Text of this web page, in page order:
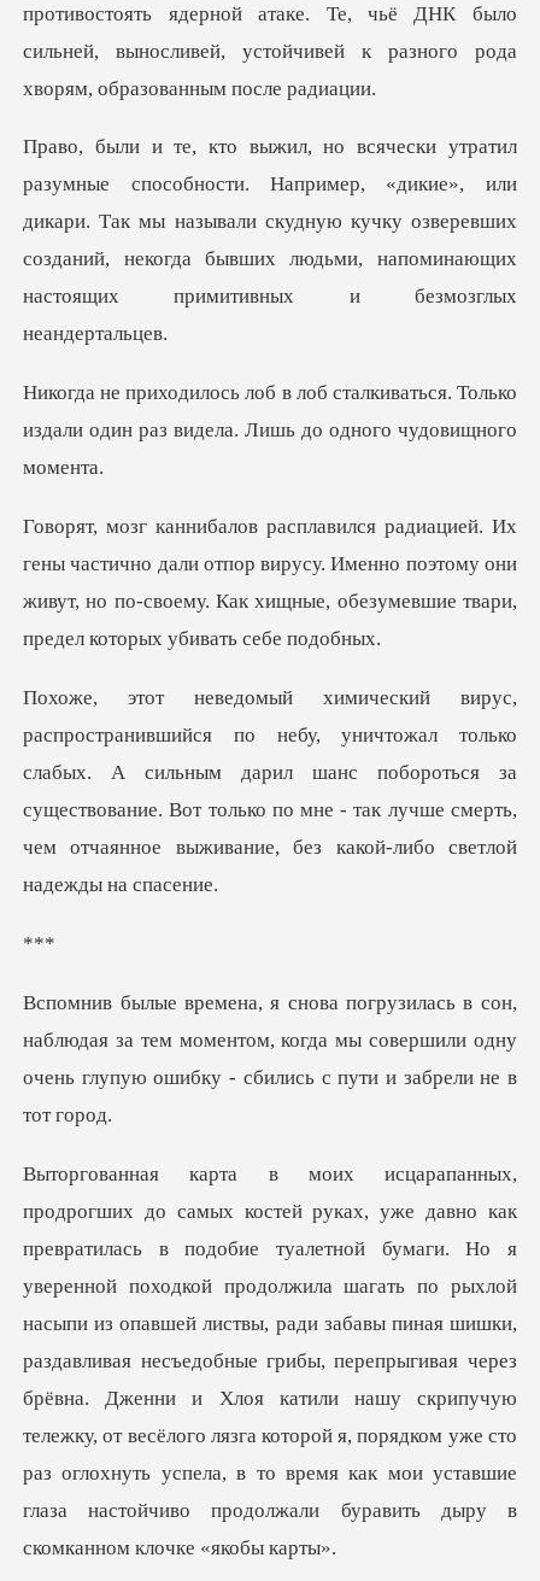
противостоять ядерной атаке. Те, чьё Д
«дикие», или
дикари. Так мы называли скудную кучку озверевших
созданий, некогда
киваться. Только
издали один раз виде
дали отпор вирусу. Именно поэтому они
живут, но по-своему. Как
ко
слабых. А сильным дарил шанс побороться за
существование. Вот только по мне - та
*
людая за тем моментом, когда мы совершили одну
очень г
ть по рыхлой
насыпи из опавшей листвы, ради забавы пиная шишки,
раздавливая несъедобные грибы, перепрыгивая через
брёвна. Дженни и Хлоя катили нашу скрипучую
тележку, от